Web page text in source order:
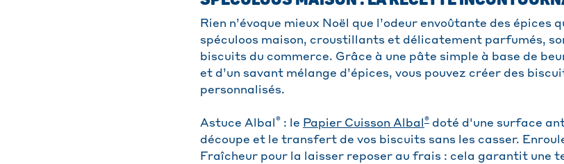
Rien n’évoque mieux Noël que l’odeur envoûtante des épices
spéculoos maison, croustillants et délicatement parfumés,
biscuits du commerce. Grâce à une pâte simple à base de
et d’un savant mélange d’épices, vous pouvez créer des
personnalisés.
Astuce Albal® : le Papier Cuisson Albal® doté d'une surface
découpe et le transfert de vos biscuits sans les casser.
Fraîcheur pour la laisser reposer au frais : cela garantit une